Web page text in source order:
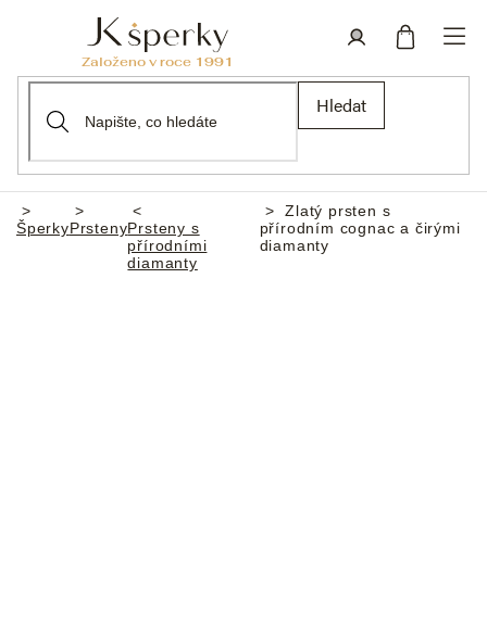
Hledat
Domů
ŠperkyPrstenyPrsteny s
přírodními
diamanty
Zlatý prsten s
přírodním cognac a čirými
diamanty